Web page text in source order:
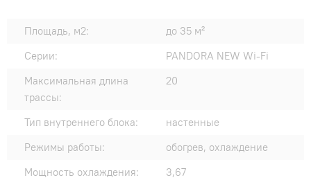
Площадь, м2:
до 35 м²
Серии:
PANDORA NEW Wi-Fi
Максимальная длина
трассы:
20
Тип внутреннего блока:
настенные
Режимы работы:
обогрев, охлаждение
Мощность охлаждения:
3,67